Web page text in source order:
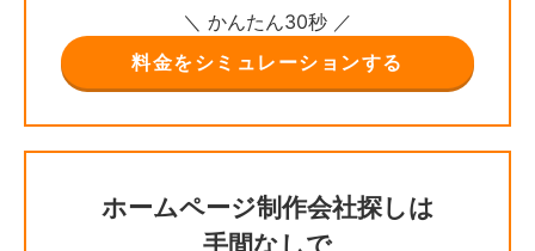
＼ かんたん30秒 ／
料金をシミュレーションする
ホームページ制作会社探しは
手間なしで